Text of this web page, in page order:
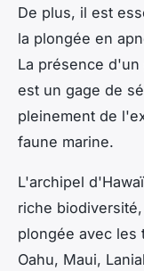
De plus, il est
la plongée en
La présence
est un gage de
pleinement de
faune marine.
L'archipel
riche
plongée avec les
Oahu, Maui,